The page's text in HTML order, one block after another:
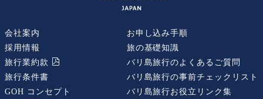
会社案内
採用情報
旅行業約款
旅行条件書
GOH コンセプト
お申し込み手順
旅の基礎知識
バリ島旅行のよくあるご質問
バリ島旅行の事前チェックリスト
バリ島旅行お役立リンク集